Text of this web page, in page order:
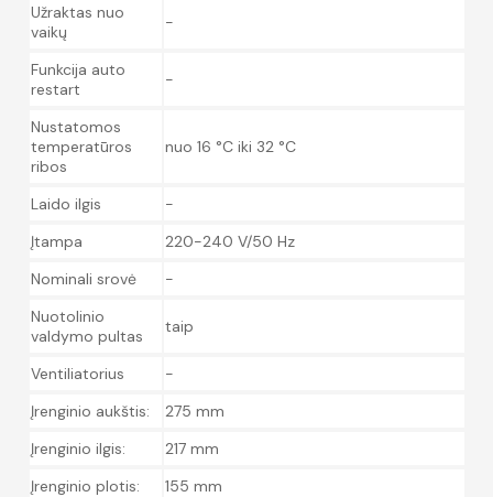
Užraktas nuo
vaikų
-
Funkcija auto
restart
-
Nustatomos
temperatūros
ribos
nuo 16 °C iki 32 °C
Laido ilgis
-
Įtampa
220-240 V/50 Hz
Nominali srovė
-
Nuotolinio
valdymo pultas
taip
Ventiliatorius
-
Įrenginio aukštis:
275 mm
Įrenginio ilgis:
217 mm
Įrenginio plotis:
155 mm